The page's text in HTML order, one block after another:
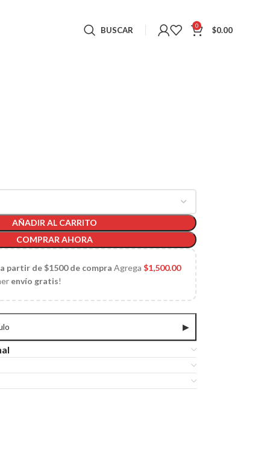
BUSCAR 0 $0.00
AÑADIR AL CARRITO
COMPRAR AHORA
partir de $1500 de compra Agrega$1,500.00
envío gratis!
▶